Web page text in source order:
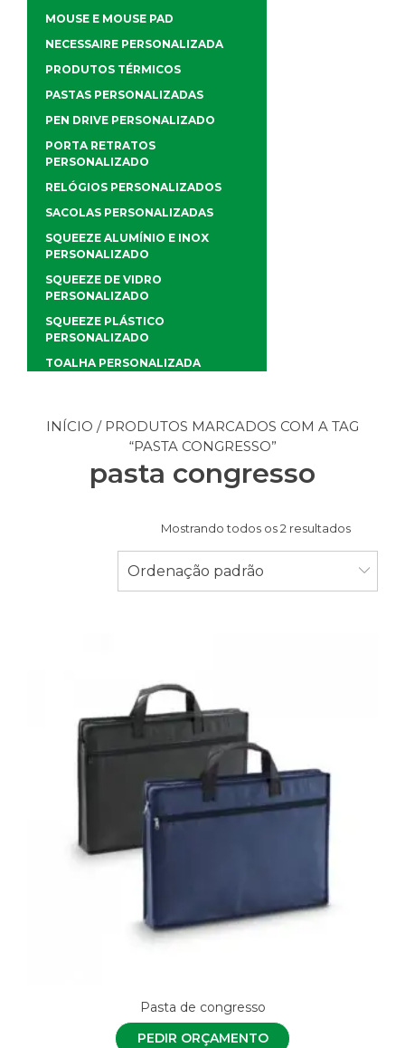
INÍCIO / PRODUTOS MARCADOS COM A TAG
“PASTA CONGRESSO”
pasta congresso
Mostrando todos os 2 resultados
Ordenação padrão
Pasta de congresso
PEDIR ORÇAMENTO
MOUSE E MOUSE PAD
NECESSAIRE PERSONALIZADA
PRODUTOS TÉRMICOS
PASTAS PERSONALIZADAS
PEN DRIVE PERSONALIZADO
PORTA RETRATOS
PERSONALIZADO
RELÓGIOS PERSONALIZADOS
SACOLAS PERSONALIZADAS
SQUEEZE ALUMÍNIO E INOX
PERSONALIZADO
SQUEEZE DE VIDRO
PERSONALIZADO
SQUEEZE PLÁSTICO
PERSONALIZADO
TOALHA PERSONALIZADA